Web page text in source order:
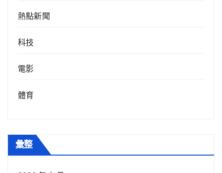
熱點新聞
科技
電影
體育
彙整